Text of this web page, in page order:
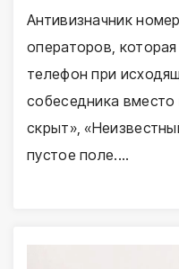
Антивизначник
операторов,
телефон при
собеседника
скрыт»,
пустое поле.…